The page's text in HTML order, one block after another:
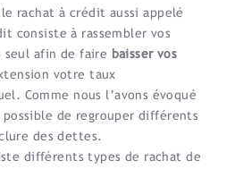
rachat à crédit aussi appelé
consiste à rassembler vos
afin de faire baisser vos
votre taux
Comme nous l’avons évoqué
de regrouper différents
des dettes.
différents types de rachat de